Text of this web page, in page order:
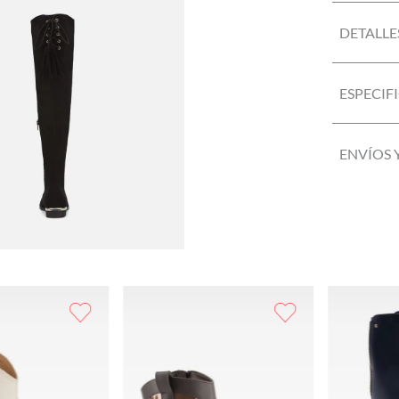
ENVÍOS